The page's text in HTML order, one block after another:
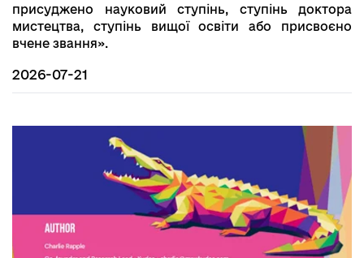
присуджено науковий ступінь, ступінь доктора
мистецтва, ступінь вищої освіти або присвоєно
вчене звання».
2026-07-21